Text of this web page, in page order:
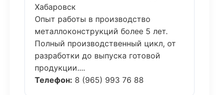
Хабаровск
Опыт работы в производство
металлоконструкций более 5 лет.
Полный производственный цикл, от
разработки до выпуска готовой
продукции....
Телефон: 8 (965) 993 76 88